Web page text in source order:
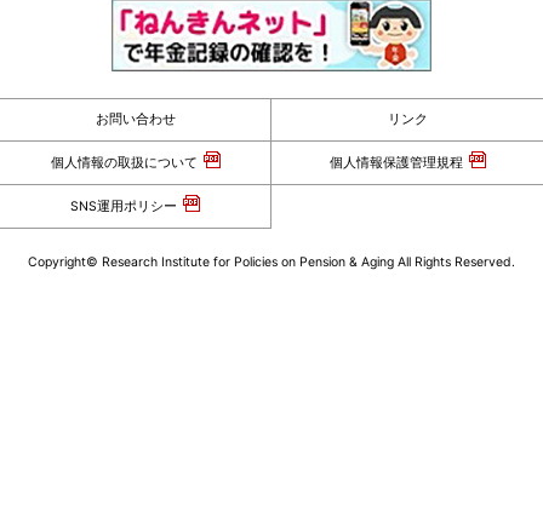
お問い合わせ リンク
個人情報の取扱について 個人情報保護管理規程
SNS運用ポリシー
Copyright© Research Institute for Policies on Pension & Aging All Rights Reserved.